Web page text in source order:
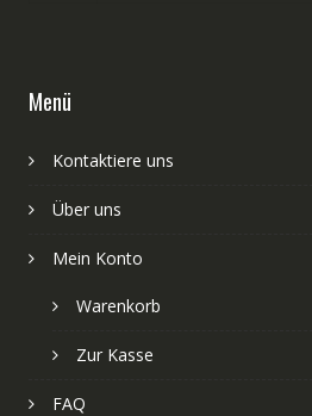
Menü
Kontaktiere uns
Über uns
Mein Konto
Warenkorb
Zur Kasse
FAQ